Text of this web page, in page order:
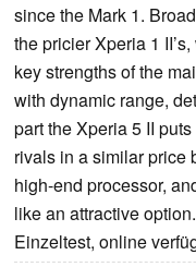
since the Mark 1.
the pricier Xperia 1
key strengths of the
with dynamic range,
part the Xperia 5 II
rivals in a similar price
high-end processor,
like an attractive option.
Einzeltest, online